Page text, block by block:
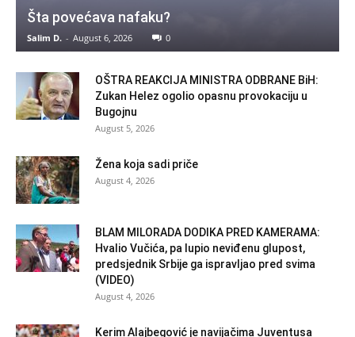
Šta povećava nafaku?
Salim D. - August 6, 2026 0
OŠTRA REAKCIJA MINISTRA ODBRANE BiH:
Zukan Helez ogolio opasnu provokaciju u
Bugojnu
August 5, 2026
Žena koja sadi priče
August 4, 2026
BLAM MILORADA DODIKA PRED KAMERAMA:
Hvalio Vučića, pa lupio neviđenu glupost,
predsjednik Srbije ga ispravljao pred svima
(VIDEO)
August 4, 2026
Kerim Alajbegović je navijačima Juventusa